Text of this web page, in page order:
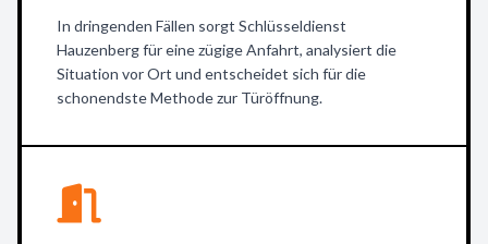
In dringenden Fällen sorgt Schlüsseldienst
Hauzenberg für eine zügige Anfahrt, analysiert die
Situation vor Ort und entscheidet sich für die
schonendste Methode zur Türöffnung.